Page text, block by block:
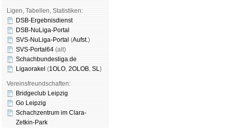
Ligen, Tabellen, Statistiken:
DSB-Ergebnisdienst
DSB-NuLiga-Portal
SVS-NuLiga-Portal (Aufst.)
SVS-Portal64 (alt)
Schachbundesliga.de
Ligaorakel (1OLO, 2OLOB, SL)
Vereinsfreundschaften:
Bridgeclub Leipzig
Go Leipzig
Schachzentrum im Clara-
Zetkin-Park